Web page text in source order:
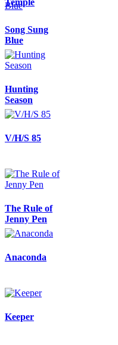
Song Sung
Blue
Hunting
Season
V/H/S 85
The Rule of
Jenny Pen
Anaconda
Keeper